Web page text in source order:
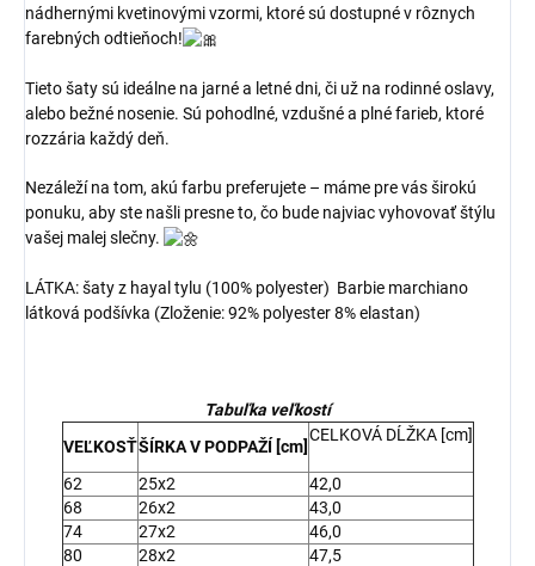
nádhernými kvetinovými vzormi, ktoré sú dostupné v rôznych
farebných odtieňoch!
Tieto šaty sú ideálne na jarné a letné dni, či už na rodinné oslavy,
alebo bežné nosenie. Sú pohodlné, vzdušné a plné farieb, ktoré
rozzária každý deň.
Nezáleží na tom, akú farbu preferujete – máme pre vás širokú
ponuku, aby ste našli presne to, čo bude najviac vyhovovať štýlu
vašej malej slečny.
LÁTKA: šaty z hayal tylu (100% polyester) ​Barbie marchiano
látková podšívka (Zloženie: 92% polyester 8% elastan)
Tabuľka veľkostí
VEĽKOSŤŠÍRKA V PODPAŽÍ [cm]
CELKOVÁ DĹŽKA [cm]
62 25x2
42,0
68
26x2
43,0
74
27x2
46,0
80
28x2
47,5